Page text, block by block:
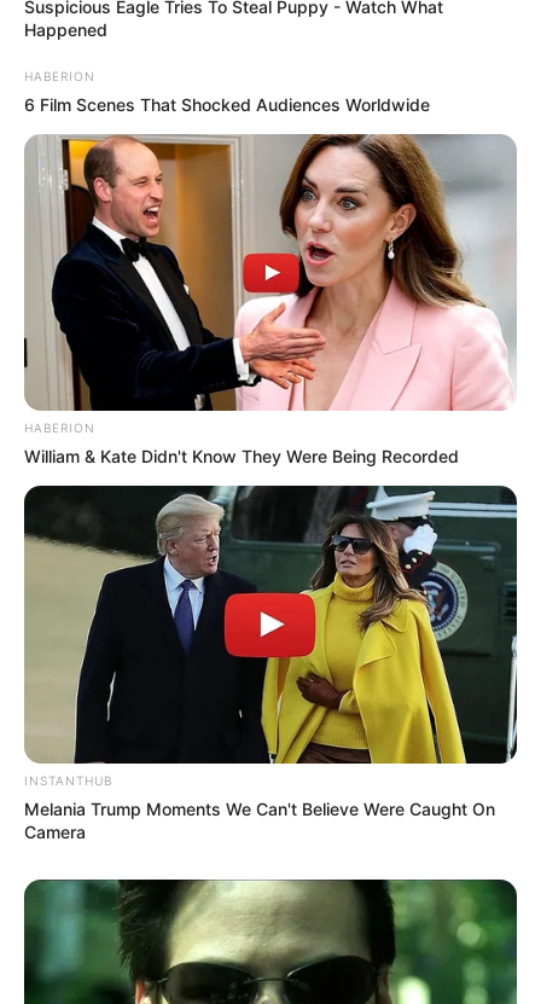
Suspicious Eagle Tries To Steal Puppy - Watch What
Happened
HABERION
6 Film Scenes That Shocked Audiences Worldwide
HABERION
William & Kate Didn't Know They Were Being Recorded
INSTANTHUB
Melania Trump Moments We Can't Believe Were Caught On
Camera